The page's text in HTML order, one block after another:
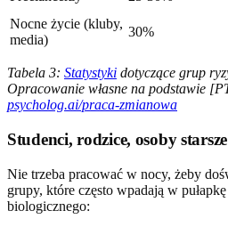
Nocne życie (kluby,
media)
30%
Tabela 3: Statystyki dotyczące grup
Opracowanie własne na podstawie
psycholog.ai/praca-zmianowa
Studenci, rodzice, osoby
Nie trzeba pracować w nocy, żeby
grupy, które często wpadają w
biologicznego: